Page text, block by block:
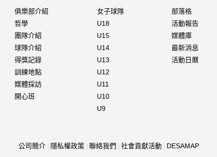
俱樂部介紹
哲學
團隊介紹
球隊介紹
得獎記錄
訓練地點
媒體採訪
開心班
女子球隊
U18
U15
U14
U13
U12
U11
U10
U9
部落格
活動報告
媒體庫
最新消息
活動日曆
公司簡介 隱私權政策 聯絡我們 社會貢獻活動 DESAMAP